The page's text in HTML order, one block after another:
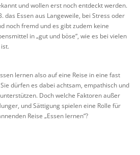
und wollen erst noch entdeckt werden.
das Essen aus Langeweile, bei Stress oder
noch fremd und es gibt zudem keine
in „gut und böse“, wie es bei vielen
lernen also auf eine Reise in eine fast
dürfen es dabei achtsam, empathisch und
Doch welche Faktoren außer
und Sättigung spielen eine Rolle für
Reise „Essen lernen“?